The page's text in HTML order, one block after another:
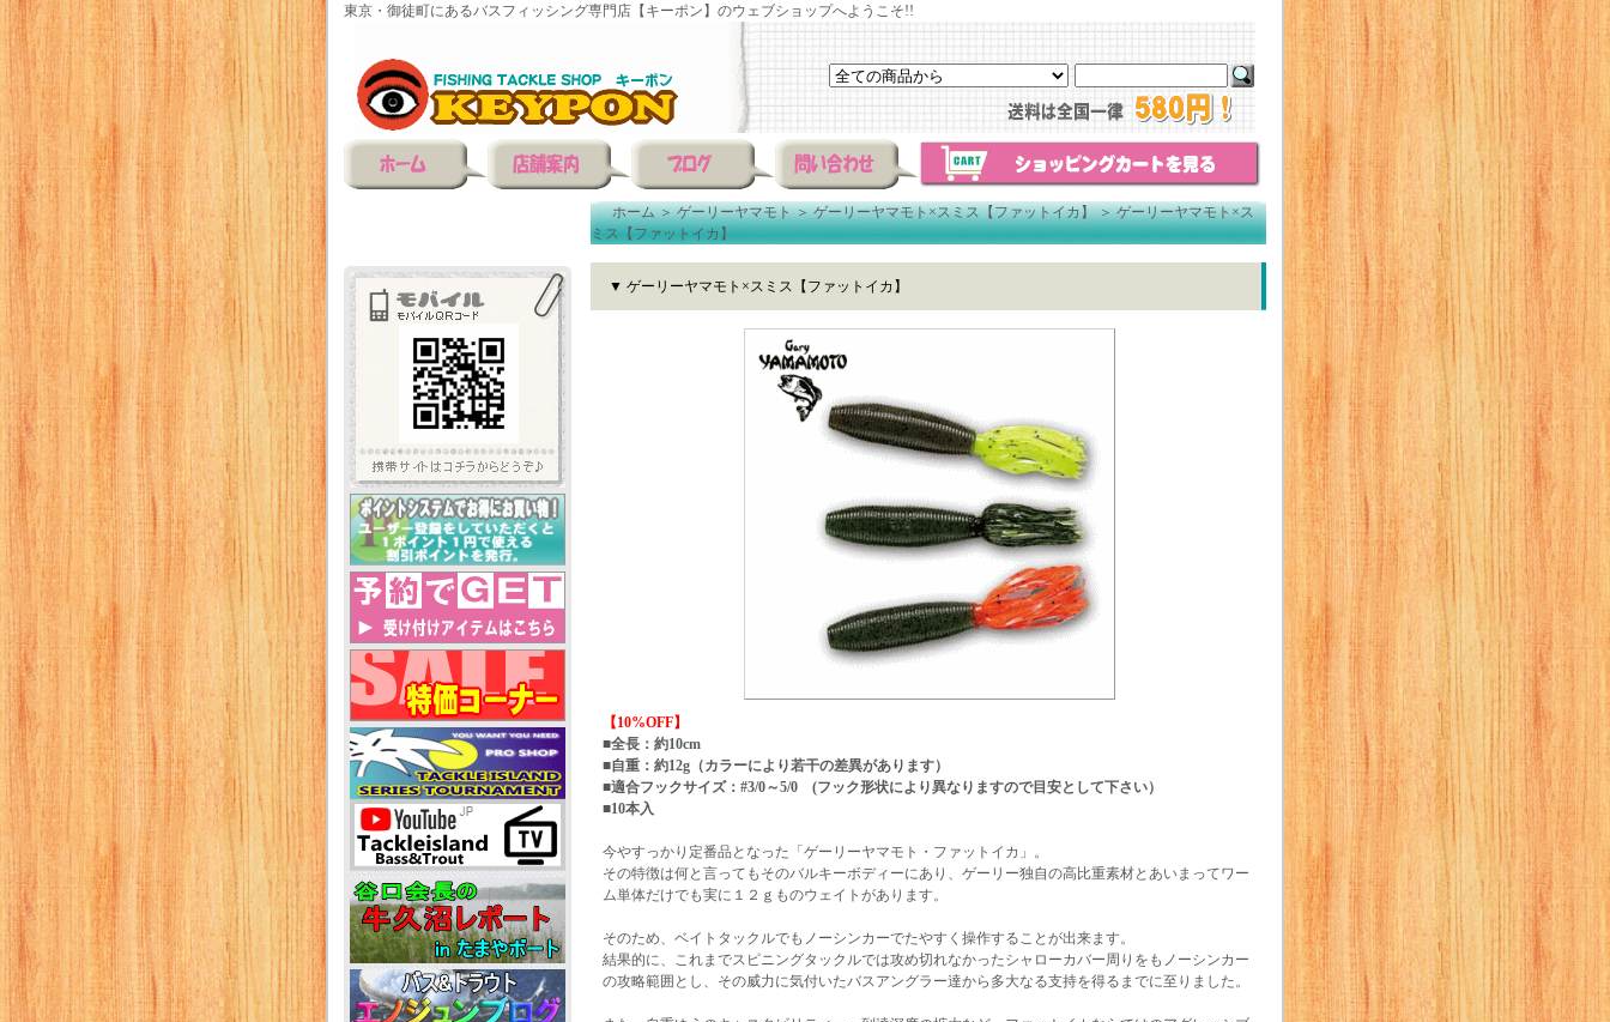
東京・御徒町にあるバスフィッシング専門店【キーポン】のウェブショップへようこそ!!
ホーム＞ゲーリーヤマモト＞ゲーリーヤマモト×スミス【ファットイカ】＞ゲーリーヤマモト×ス
ミス【ファットイカ】
▼ ゲーリーヤマモト×スミス【ファットイカ】
【10%OFF】
■全長：約10cm
■自重：約12g（カラーにより若干の差異があります）
■適合フックサイズ：#3/0～5/0 (フック形状により異なりますので目安として下さい）
■10本入
今やすっかり定番品となった「ゲーリーヤマモト・ファットイカ」。
その特徴は何と言ってもそのバルキーボディーにあり、ゲーリー独自の高比重素材とあいまってワー
ム単体だけでも実に１２ｇものウェイトがあります。
そのため、ベイトタックルでもノーシンカーでたやすく操作することが出来ます。
結果的に、これまでスピニングタックルでは攻め切れなかったシャローカバー周りをもノーシンカー
の攻略範囲とし、その威力に気付いたバスアングラー達から多大なる支持を得るまでに至りました。